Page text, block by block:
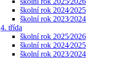
školní rok 2024⁄2025
školní rok 2023⁄2024
4. třída
školní rok 2025⁄2026
školní rok 2024⁄2025
školní rok 2023⁄2024